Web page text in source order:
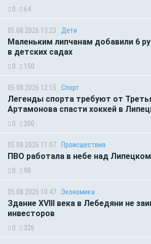
0 64
05.08.2026 13:23 Дети
Маленьким липчанам добавили 6
в детских садах
0 150
05.08.2026 12:15 Спорт
Легенды спорта требуют от
Артамонова спасти хоккей в
0 200
05.08.2026 11:07 Происшествия
ПВО работала в небе над Липецком
0 98
05.08.2026 10:47 Экономика
Здание XVIII века в Лебедяни не
инвесторов
0 326